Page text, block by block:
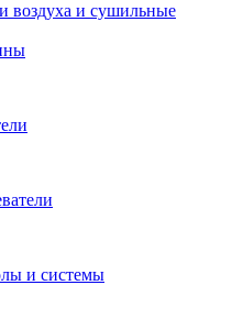
воздуха и сушильные
и системы